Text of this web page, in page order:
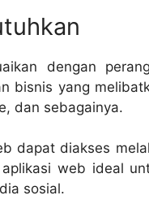
dengan
bisnis yang
dan sebagainya.
dapat diakses
web ideal
sosial.